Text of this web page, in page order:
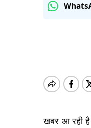
खबर आ रही है